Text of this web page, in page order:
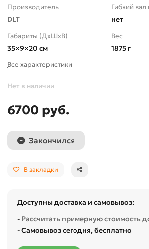
Производитель
DLT
Гибкий вал
нет
Габариты (ДхШхВ)
35×9×20 см
Вес
1875 г
Все характеристики
Нет в наличии
6700 руб.
Закончился
В закладки
Доступны доставка и самовывоз:
- Рассчитать примерную стоимость
- Самовывоз сегодня, бесплатно